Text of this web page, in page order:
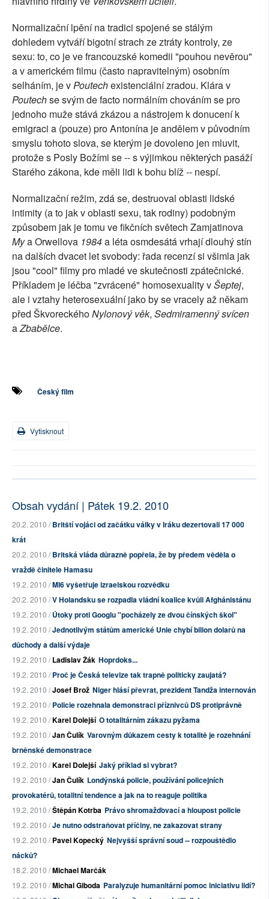
Normalizační lpění na tradici spojené se stálým
dohledem vytváří bigotní strach ze ztráty kontroly, ze
sexu: to, co je ve francouzské komedii "pouhou nevěrou"
a v americkém filmu (často napravitelným) osobním
selháním, je vPoutechexistenciální zradou. Klára v
Poutechse svým de facto normálním chováním se pro
jednoho muže stává zkázou a nástrojem k donucení k
emigraci a (pouze) pro Antonína je andělem v původním
smyslu tohoto slova, se kterým je dovoleno jen mluvit,
protože s Posly Božími se -- s výjimkou některých pasáží
Starého zákona, kde měli lidi k bohu blíž -- nespí.
Normalizační režim, zdá se, destruoval oblasti lidské
intimity (a to jak v oblasti sexu, tak rodiny) podobným
způsobem jak je tomu ve fikčních světech Zamjatinova
Mya Orwellova 1984a léta osmdesátá vrhají dlouhý stín
na dalších dvacet let svobody: řada recenzí si všimla jak
jsou "cool" filmy pro mladé ve skutečnosti zpátečnické.
Příkladem je léčba "zvrácené" homosexuality vŠeptej,
ale i vztahy heterosexuální jako by se vracely až někam
před ŠkvoreckéhoNylonový věk, Sedmiramenný svícen
aZbabělce.
Český film
Vytisknout
Obsah vydání | Pátek 19.2. 2010
20.2. 2010 /Britští vojáci od začátku války v Iráku dezertovali 17 000
krát
20.2. 2010 /Britská vláda důrazně popřela, že by předem věděla o
vraždě činitele Hamasu
19.2. 2010 /MI6 vyšetřuje izraelskou rozvědku
20.2. 2010 /V Holandsku se rozpadla vládní koalice kvůli Afghánistánu
19.2. 2010 /Útoky proti Googlu "pocházely ze dvou čínských škol"
19.2. 2010 /Jednotlivým státům americké Unie chybí bilion dolarů na
důchody a další výdaje
19.2. 2010 /Ladislav Žák Hoprdoks...
19.2. 2010 /Proč je Česká televize tak trapně politicky zaujatá?
19.2. 2010 /Josef Brož Niger hlásí převrat, prezident Tandža internován
19.2. 2010 /Policie rozehnala demonstraci příznivců DS protiprávně
19.2. 2010 /Karel Dolejší O totalitárním zákazu pyžama
19.2. 2010 /Jan Čulík Varovným důkazem cesty k totalitě je rozehnání
brněnské demonstrace
19.2. 2010 /Karel Dolejší Jaký příklad si vybrat?
19.2. 2010 /Jan Čulík Londýnská policie, používání policejních
provokatérů, totalitní tendence a jak na to reaguje politika
19.2. 2010 /Štěpán Kotrba Právo shromažďovací a hloupost policie
19.2. 2010 /Je nutno odstraňovat příčiny, ne zakazovat strany
19.2. 2010 /Pavel Kopecký Nejvyšší správní soud -- rozpouštědlo
nácků?
18.2. 2010 /Michael Marčák
19.2. 2010 /Michal Giboda Paralyzuje humanitární pomoc iniciativu lidí?